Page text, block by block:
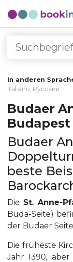
In anderen
Italiano, Русский
Budaer
Budapest
Budaer
beste
Die St. Anne-
Buda-Seite)
der Budaer
Die früheste
Jahr 1390,